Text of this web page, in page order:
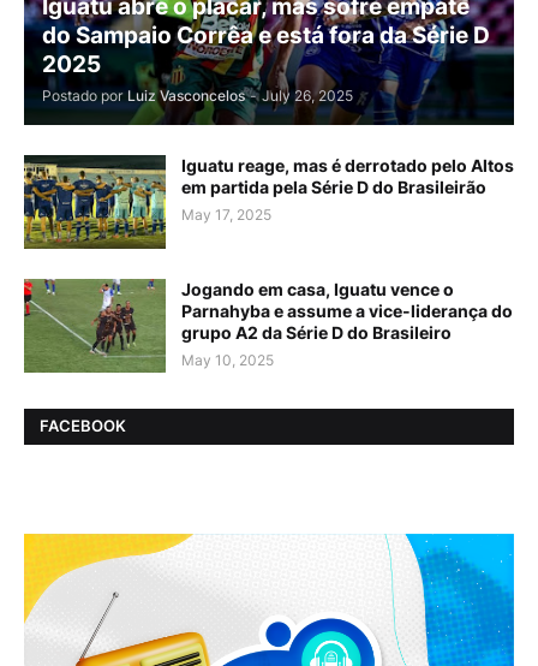
Iguatu abre o placar, mas sofre empate
do Sampaio Corrêa e está fora da Série D
2025
Postado por Luiz Vasconcelos - July 26, 2025
Iguatu reage, mas é derrotado pelo Altos
em partida pela Série D do Brasileirão
May 17, 2025
Jogando em casa, Iguatu vence o
Parnahyba e assume a vice-liderança do
grupo A2 da Série D do Brasileiro
May 10, 2025
FACEBOOK